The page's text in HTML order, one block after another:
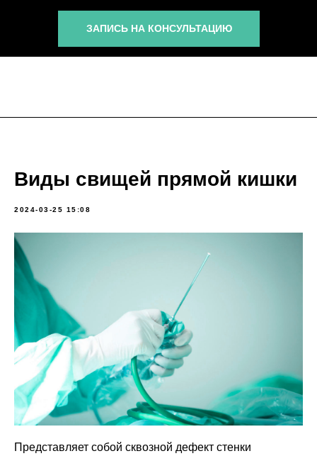
ЗАПИСЬ НА КОНСУЛЬТАЦИЮ
Виды свищей прямой кишки
2024-03-25 15:08
Представляет собой сквозной дефект стенки